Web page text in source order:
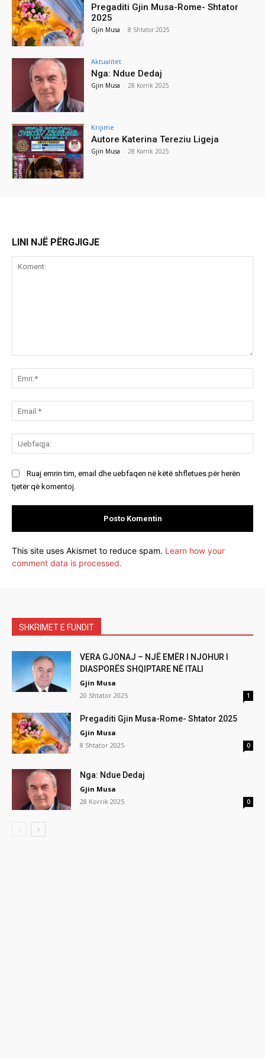
Pregaditi Gjin Musa-Rome- Shtator
2025
Gjin Musa - 8 Shtator 2025
Aktualitet
Nga: Ndue Dedaj
Gjin Musa - 28 Korrik 2025
Krijime
Autore Katerina Tereziu Ligeja
Gjin Musa - 28 Korrik 2025
LINI NJË PËRGJIGJE
Ruaj emrin tim, email dhe uebfaqen në këtë shfletues për herën
tjetër që komentoj.
This site uses Akismet to reduce spam. Learn how your
comment data is processed.
SHKRIMET E FUNDIT
VERA GJONAJ – NJË EMËR I NJOHUR I
DIASPORËS SHQIPTARE NË ITALI
Gjin Musa
20 Shtator 2025
1
Pregaditi Gjin Musa-Rome- Shtator 2025
Gjin Musa
8 Shtator 2025
0
Nga: Ndue Dedaj
Gjin Musa
28 Korrik 2025
0